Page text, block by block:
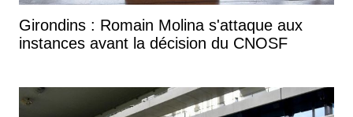
Girondins : Romain Molina s'attaque aux
instances avant la décision du CNOSF